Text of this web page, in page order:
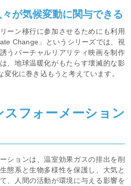
が気候変動に関与できる
ーン移行に参加させるためにも利用
Change」というシリーズでは、視
うバーチャルリアリティ映画を制作
、地球温暖化がもたらす壊滅的な影
化に巻き込もうと考えています。
スフォーメーション
ションは、温室効果ガスの排出を削
態系と生物多様性を保護し、大気と
、人間の活動が環境に与える影響を